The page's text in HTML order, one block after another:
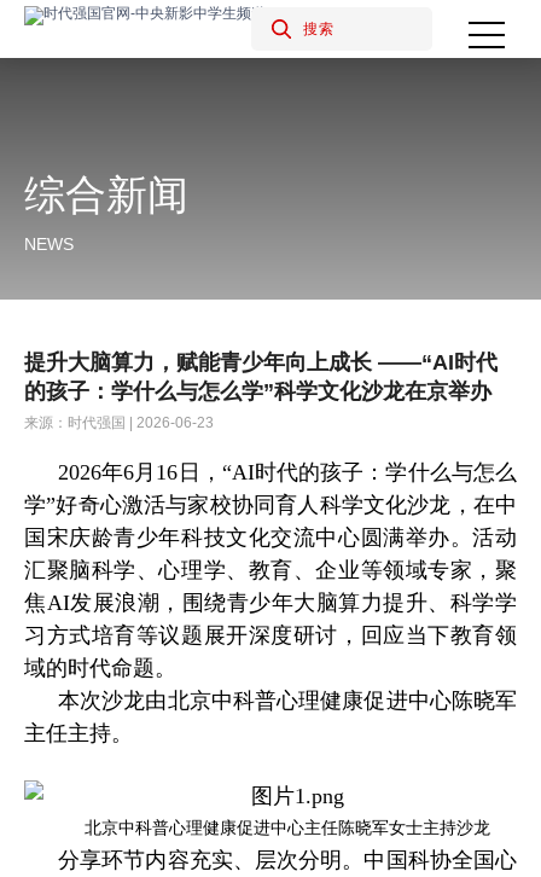
综合新闻
NEWS
提升大脑算力，赋能青少年向上成长 ——“AI时代
的孩子：学什么与怎么学”科学文化沙龙在京举办
来源：时代强国 | 2026-06-23
2026年6月16日，“AI时代的孩子：学什么与怎么
学”好奇心激活与家校协同育人科学文化沙龙，在中
国宋庆龄青少年科技文化交流中心圆满举办。活动
汇聚脑科学、心理学、教育、企业等领域专家，聚
焦AI发展浪潮，围绕青少年大脑算力提升、科学学
习方式培育等议题展开深度研讨，回应当下教育领
域的时代命题。
本次沙龙由北京中科普心理健康促进中心陈晓军
主任主持。
北京中科普心理健康促进中心主任陈晓军女士主持沙龙
分享环节内容充实、层次分明。中国科协全国心